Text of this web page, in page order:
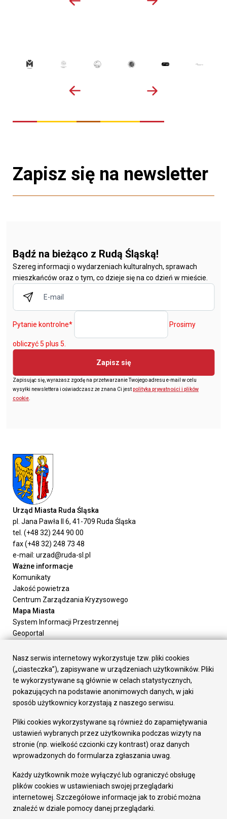
Zapisz się na newsletter
Bądź na bieżąco z Rudą Śląską!
Szereg informacji o wydarzeniach kulturalnych, sprawach
mieszkańców oraz o tym, co dzieje się na co dzień w mieście.
Pytanie kontrolne* Prosimy
obliczyć 5 plus 5.
Zapisz się
Zapisując się, wyrażasz zgodę na przetwarzanie Twojego adresu e-mail w celu
wysyłki newslettera i oświadczasz że znana Ci jestpolityka prywatności i plików
cookie.
Urząd Miasta Ruda Śląska
pl. Jana Pawła II 6, 41-709 Ruda Śląska
tel. (+48 32) 244 90 00
fax (+48 32) 248 73 48
e-mail: urzad@ruda-sl.pl
Ważne informacje
Komunikaty
Jakość powietrza
Centrum Zarządzania Kryzysowego
Mapa Miasta
System Informacji Przestrzennej
Geoportal
Załatw sprawę
Prezydent Miasta
Rada Miasta
Wydziały
Elektroniczna Skrzynka Podawcza
Gospodarka
Fundusze europejskie
Środki krajowe
Oferty inwestycyjne
Pozostałe
Deklaracja dostępności
Dane osobowe
Dodaj opinię o witrynie
Nasz serwis internetowy wykorzystuje tzw. pliki cookies
(„ciasteczka”), zapisywane w urządzeniach użytkowników. Pliki
te wykorzystywane są głównie w celach statystycznych,
pokazujących na podstawie anonimowych danych, w jaki
sposób użytkownicy korzystają z naszego serwisu.
Pliki cookies wykorzystywane są również do zapamiętywania
ustawień wybranych przez użytkownika podczas wizyty na
stronie (np. wielkość czcionki czy kontrast) oraz danych
wprowadzonych do formularza zgłaszania uwag.
Każdy użytkownik może wyłączyć lub ograniczyć obsługę
plików cookies w ustawieniach swojej przeglądarki
internetowej. Szczegółowe informacje jak to zrobić można
znaleźć w dziale pomocy danej przeglądarki.